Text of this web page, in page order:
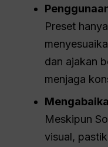
Preset
dan ajakan
menjaga
Meskipun
visual,